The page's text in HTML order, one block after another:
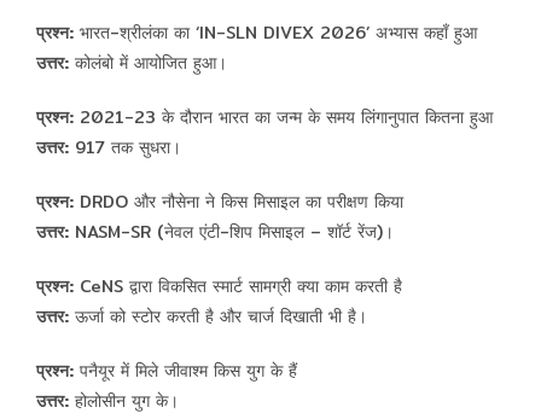
प्रश्न:भारत-श्रीलंका का ‘IN-SLN DIVEX 2026’ अभ्यास कहाँ हुआ
उत्तर:कोलंबो में आयोजित हुआ।
प्रश्न:2021-23 के दौरान भारत का जन्म के समय लिंगानुपात कितना हुआ
उत्तर:917 तक सुधरा।
प्रश्न:DRDO और नौसेना ने किस मिसाइल का परीक्षण किया
उत्तर:NASM-SR (नेवल एंटी-शिप मिसाइल – शॉर्ट रेंज)।
प्रश्न:CeNS द्वारा विकसित स्मार्ट सामग्री क्या काम करती है
उत्तर:ऊर्जा को स्टोर करती है और चार्ज दिखाती भी है।
प्रश्न:पनैयूर में मिले जीवाश्म किस युग के हैं
उत्तर:होलोसीन युग के।